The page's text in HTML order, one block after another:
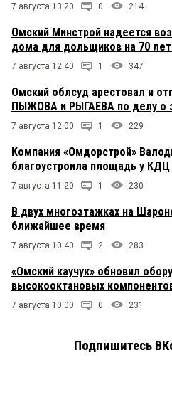
7 августа 13:20 0 214
Омский Минстрой надеется
дома для дольщиков на 70 лет
7 августа 12:40 1 347
Омский облсуд арестовал и
ПЫЖОВА и РЫГАЕВА по делу о
7 августа 12:00 1 229
Компания «Омдорстрой»
благоустроила площадь у
7 августа 11:20 1 230
В двух многоэтажках на
ближайшее время
7 августа 10:40 2 283
«Омский каучук» обновил
высокооктановых
7 августа 10:00 0 231
Подпишитесь